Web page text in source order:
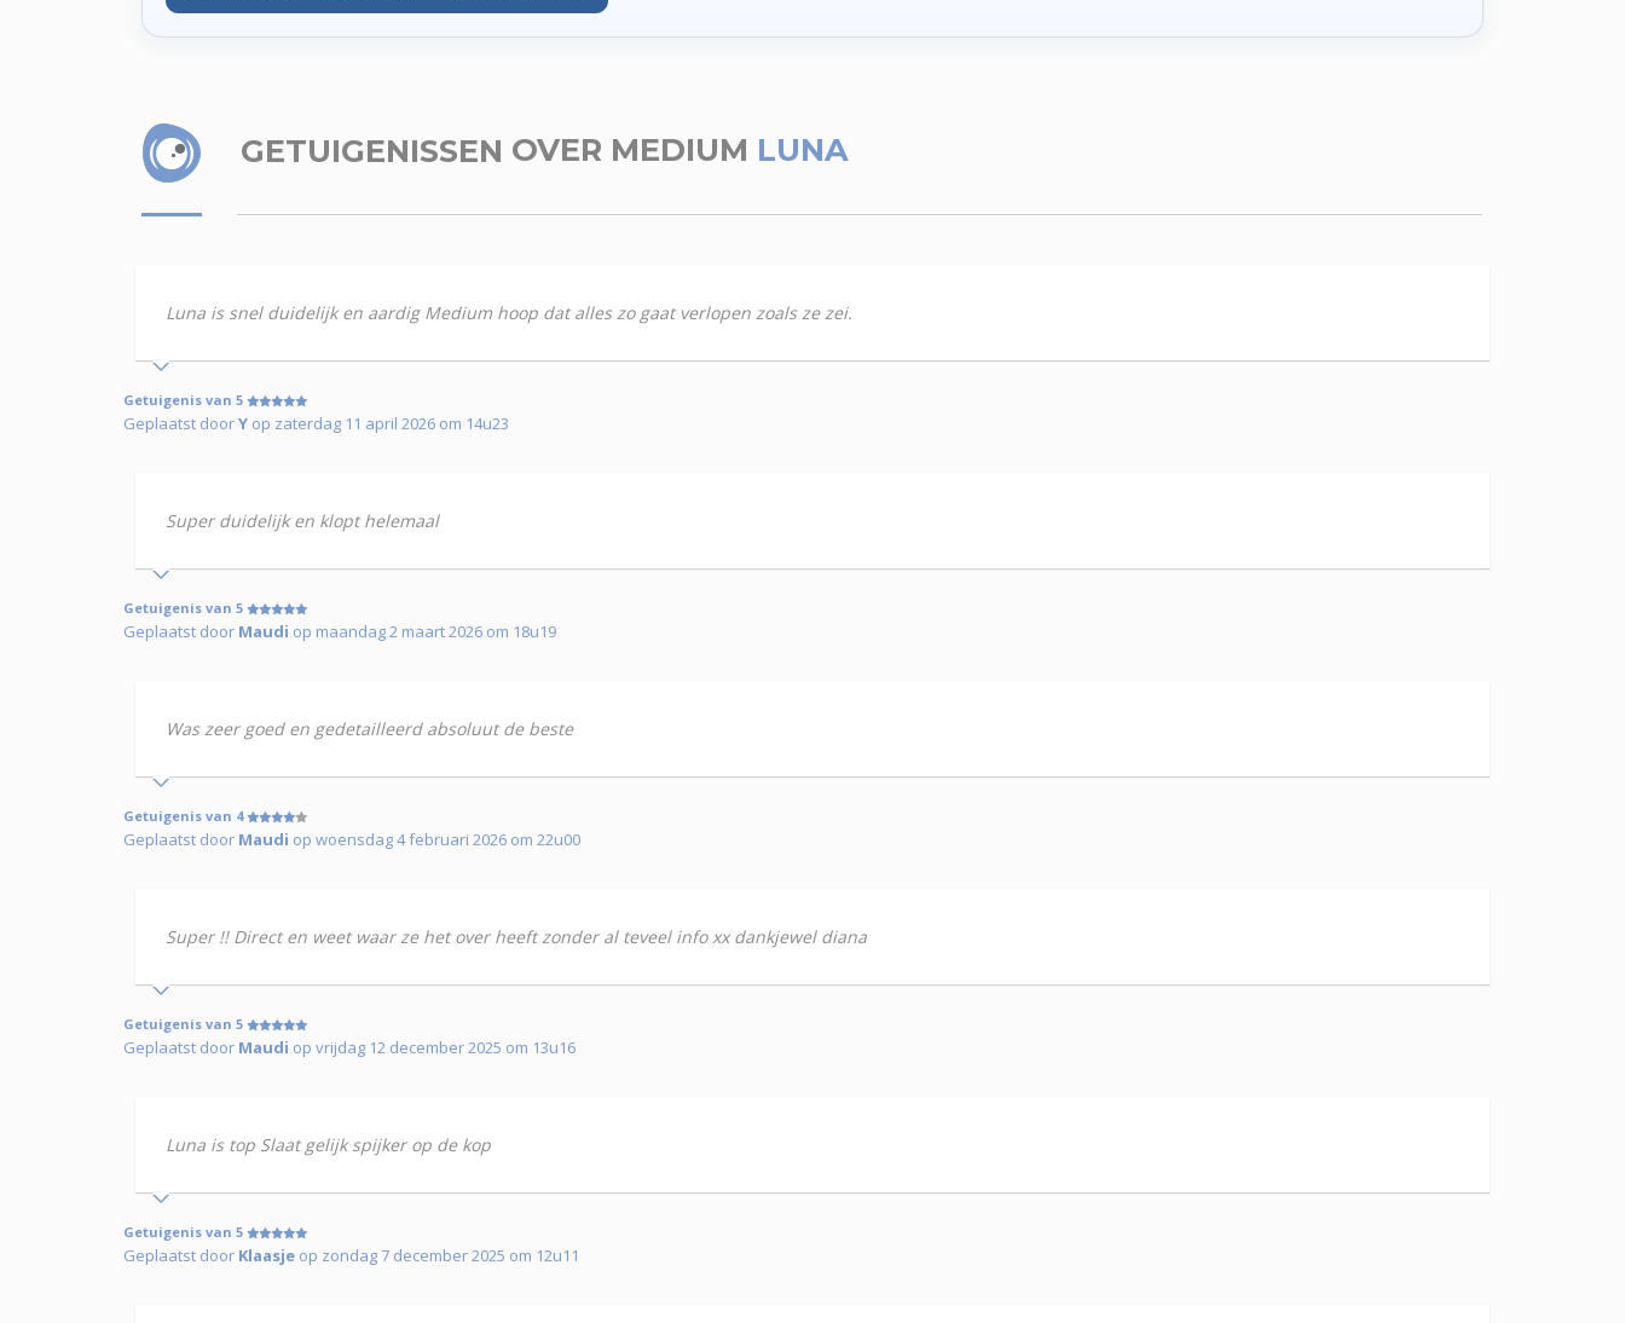
GETUIGENISSEN OVER MEDIUM LUNA
Luna is snel duidelijk en aardig Medium hoop dat alles zo gaat verlopen zoals ze zei.
Getuigenis van 5
Geplaatst doorY op zaterdag 11 april 2026 om 14u23
Super duidelijk en klopt helemaal
Getuigenis van 5
Geplaatst door Maudi op maandag 2 maart 2026 om 18u19
Was zeer goed en gedetailleerd absoluut de beste
Getuigenis van 4
Geplaatst door Maudi op woensdag 4 februari 2026 om 22u00
Super !! Direct en weet waar ze het over heeft zonder al teveel info xx dankjewel diana
Getuigenis van 5
Geplaatst door Maudi op vrijdag 12 december 2025 om 13u16
Luna is top Slaat gelijk spijker op de kop
Getuigenis van 5
Geplaatst door Klaasje op zondag 7 december 2025 om 12u11